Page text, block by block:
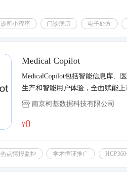
诊所小程序 门诊病历 电子处方
Medical Copilot
MedicalCopilot包括智能信息库、
生产和智能用户体验，全面赋能上
南京柯基数据科技有限公司
¥0
热点情报监控 学术循证推广